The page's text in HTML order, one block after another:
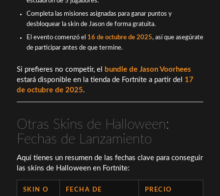
Completa las misiones asignadas para ganar puntos y
desbloquear la skin de Jason de forma gratuita.
El evento comenzó el 16 de octubre de 2025, así que asegúrate
de participar antes de que termine.
Si prefieres no competir, el
bundle de Jason Voorhees
estará disponible en la tienda de Fortnite a partir del 17
de octubre de 2025.
Otras Skins de Halloween:
Fechas de Lanzamiento
Aquí tienes un resumen de las fechas clave para conseguir
las skins de Halloween en Fortnite:
SKIN O
FECHA DE
PRECIO